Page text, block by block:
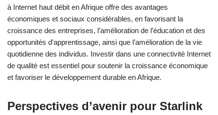
à Internet haut débit en Afrique offre des avantages
économiques et sociaux considérables, en favorisant la
croissance des entreprises, l’amélioration de l’éducation et des
opportunités d’apprentissage, ainsi que l’amélioration de la vie
quotidienne des individus. Investir dans une connectivité Internet
de qualité est essentiel pour soutenir la croissance économique
et favoriser le développement durable en Afrique.
Perspectives d’avenir pour Starlink